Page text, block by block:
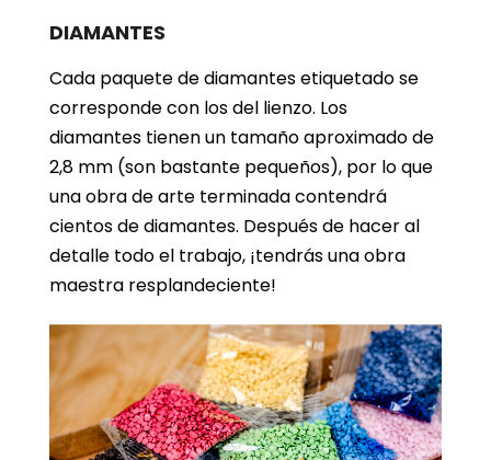
DIAMANTES
Cada paquete de diamantes etiquetado se
corresponde con los del lienzo. Los
diamantes tienen un tamaño aproximado de
2,8 mm (son bastante pequeños), por lo que
una obra de arte terminada contendrá
cientos de diamantes. Después de hacer al
detalle todo el trabajo, ¡tendrás una obra
maestra resplandeciente!